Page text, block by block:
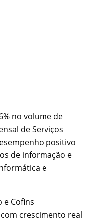
no volume de
de Serviços
positivo
de informação e
e
e Cofins
crescimento real